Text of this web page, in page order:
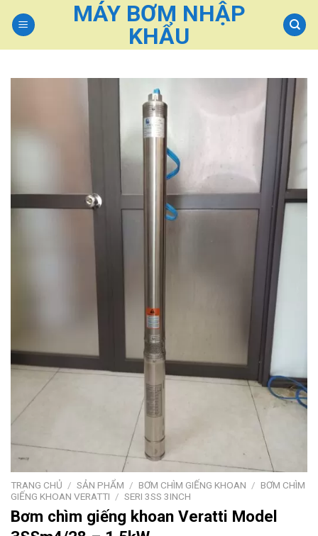
MÁY BƠM NHẬP
KHẨU
TRANG CHỦ / SẢN PHẨM / BƠM CHÌM GIẾNG KHOAN / BƠM CHÌM
GIẾNG KHOAN VERATTI / SERI 3SS 3INCH
Bơm chìm giếng khoan Veratti Model